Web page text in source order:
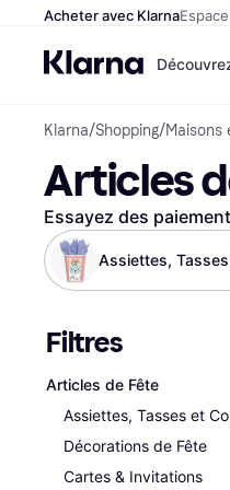
Acheter avec Klarna
Klarna/Shopping/Maisons
Articles
Essayez des
Assiettes,
Filtres
Articles de Fête
Assiettes, Tasses et
Décorations de Fête
Cartes & Invitations